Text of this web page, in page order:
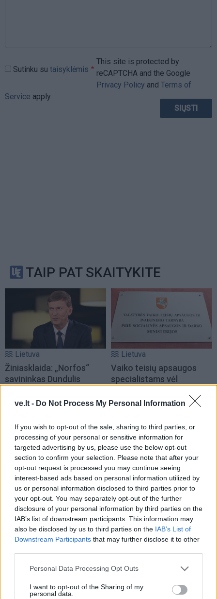
ve.lt - Do Not Process My Personal Information
If you wish to opt-out of the sale, sharing to third parties, or
processing of your personal or sensitive information for
targeted advertising by us, please use the below opt-out
section to confirm your selection. Please note that after your
opt-out request is processed you may continue seeing
interest-based ads based on personal information utilized by
us or personal information disclosed to third parties prior to
your opt-out. You may separately opt-out of the further
disclosure of your personal information by third parties on the
IAB’s list of downstream participants. This information may
also be disclosed by us to third parties on the IAB’s List of
Downstream Participants that may further disclose it to other
Personal Data Processing Opt Outs
I want to opt-out of the Sharing of my
personal data.
Sutinku su taisyklėmis
This site is protected by
reCAPTCHA and the Google
Privacy Policy and Terms of
Service apply.
TAIP PAT SKAITYKITE
Lietuva
Žiniasklaida: „Norfos“
savininkas Dundulis
nedalyvaus prezidento
Lietuva
Vaiko teisių apsaugos
specialistams vėl
Žlabių šeima
Lietuva
Seimo pirmininkas:
Kazimira Prunskienė – ne
viršininkė, o lyderė,
uždegusi dirbti Lietuvai
Lietuva
Mokesčių sumos: TOP-10
įmonių sumokėjo
penktadalį milijardo